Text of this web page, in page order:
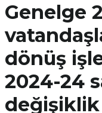
Genelge
dönüş
2024-24
değişiklik